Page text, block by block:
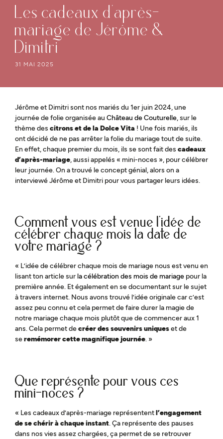
Les cadeaux d’après-
mariage de Jérôme &
Dimitri
31 MAI 2025
Jérôme et Dimitri sont nos mariés du 1er juin 2024, une
journée de folie organisée au Château de Couturelle, sur le
thème des citrons et de la Dolce Vita ! Une fois mariés, ils
ont décidé de ne pas arrêter la folie du mariage tout de suite.
En effet, chaque premier du mois, ils se sont fait des cadeaux
d’après-mariage, aussi appelés « mini-noces », pour célébrer
leur journée. On a trouvé le concept génial, alors on a
interviewé Jérôme et Dimitri pour vous partager leurs idées.
Comment vous est venue l’idée de
célébrer chaque mois la date de
votre mariage ?
« L’idée de célébrer chaque mois de mariage nous est venu en
lisant ton article sur la célébration des mois de mariage pour la
première année. Et également en se documentant sur le sujet
à travers internet. Nous avons trouvé l’idée originale car c’est
assez peu connu et cela permet de faire durer la magie de
notre mariage chaque mois plutôt que de commencer aux 1
ans. Cela permet decréer des souvenirs uniqueset de
seremémorer cette magnifique journée. »
Que représente pour vous ces
mini-noces ?
« Les cadeaux d’après-mariage représententl’engagement
de se chérir à chaque instant. Ça représente des pauses
dans nos vies assez chargées, ça permet de se retrouver